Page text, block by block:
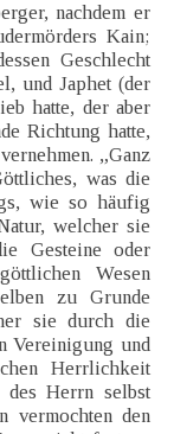
nachdem er
Kain;
Geschlecht
und Japhet (der
hatte, der aber
Richtung hatte,
„Ganz
was die
wie so häufig
welcher sie
Gesteine oder
Wesen
zu Grunde
sie durch die
Vereinigung und
Herrlichkeit
Herrn selbst
vermochten den